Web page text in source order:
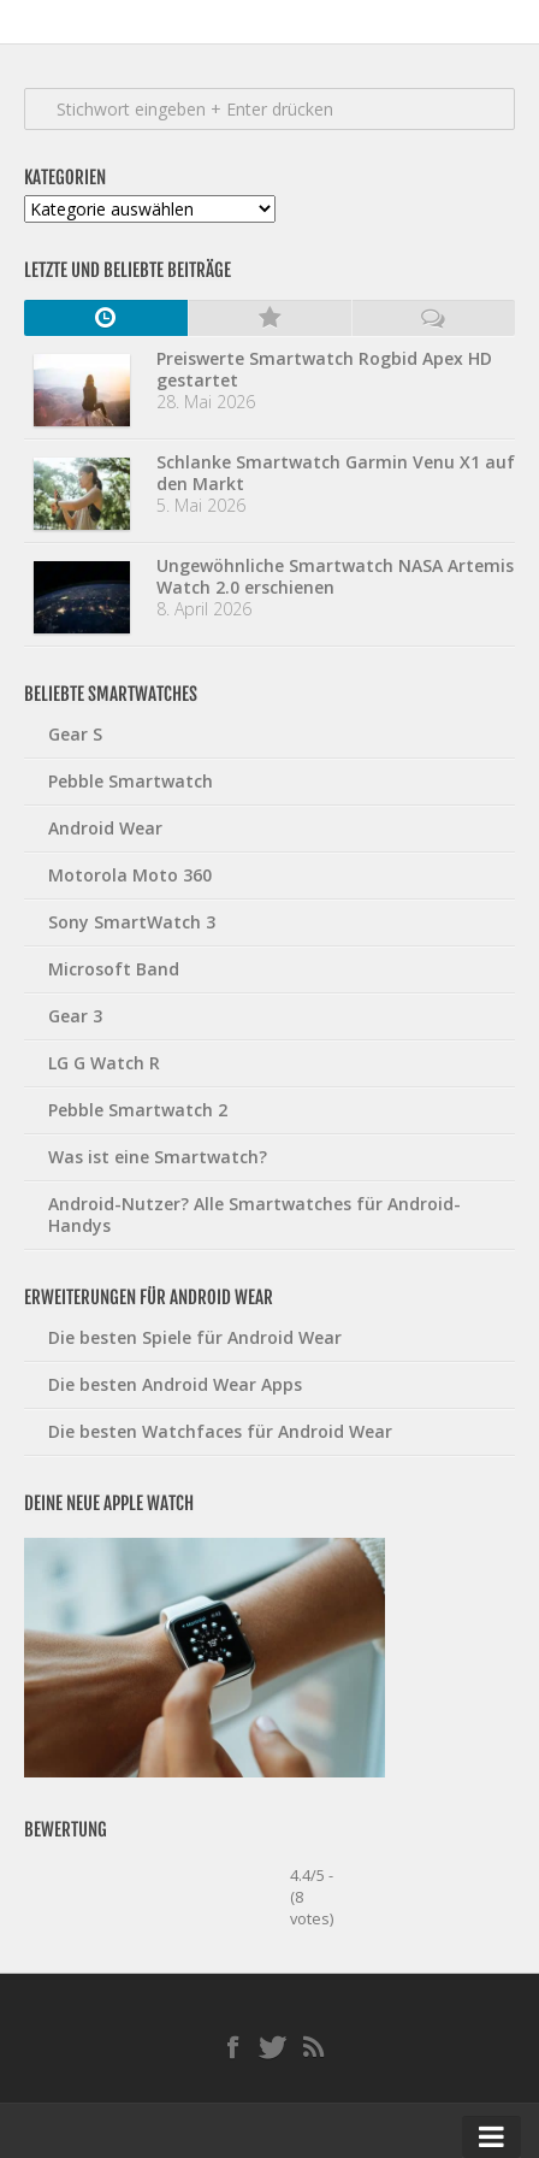
KATEGORIEN
Kategorien
LETZTE UND BELIEBTE BEITRÄGE
Preiswerte Smartwatch Rogbid Apex HD
gestartet
28. Mai 2026
Schlanke Smartwatch Garmin Venu X1 auf
den Markt
5. Mai 2026
Ungewöhnliche Smartwatch NASA Artemis
Watch 2.0 erschienen
8. April 2026
BELIEBTE SMARTWATCHES
Gear S
Pebble Smartwatch
Android Wear
Motorola Moto 360
Sony SmartWatch 3
Microsoft Band
Gear 3
LG G Watch R
Pebble Smartwatch 2
Was ist eine Smartwatch?
Android-Nutzer? Alle Smartwatches für Android-
Handys
ERWEITERUNGEN FÜR ANDROID WEAR
Die besten Spiele für Android Wear
Die besten Android Wear Apps
Die besten Watchfaces für Android Wear
DEINE NEUE APPLE WATCH
BEWERTUNG
4.4/5 -
(8
votes)